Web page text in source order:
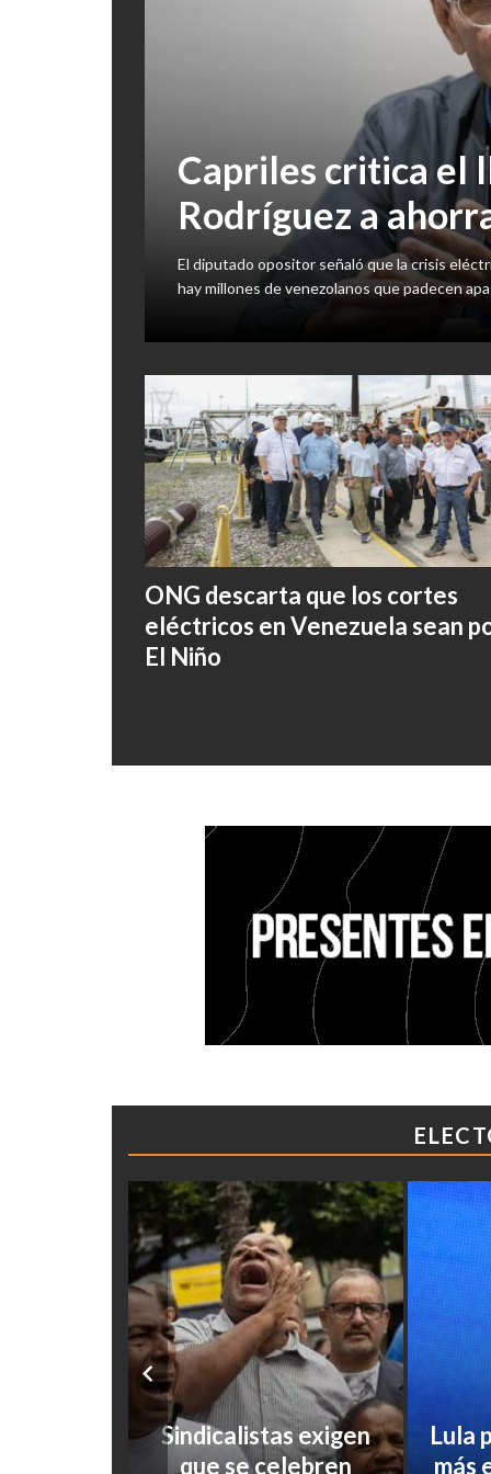
Capriles critica el
Rodríguez a
El diputado opositor señaló que la crisis
hay millones de venezolanos que padecen
ONG descarta que los cortes
eléctricos en Venezuela sean
El Niño
Sindicalistas exigen
que se celebren
Lula
más